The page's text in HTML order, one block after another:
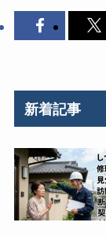
新着記事